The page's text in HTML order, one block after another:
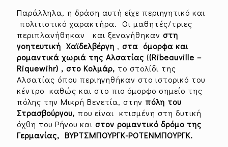
Παράλληλα, η δράση αυτή είχε περιηγητικό και
πολιτιστικό χαρακτήρα. Οι μαθητές/τριες
περιπλανήθηκαν και ξεναγήθηκαν στη
γοητευτική Χαϊδελβέργη , στα όμορφα και
ρομαντικά χωριά της Αλσατίας ((Ribeauville –
Riquewihr) , στο Κολμάρ, το στολίδι της
Αλσατίας όπου περιηγηθήκαν στο ιστορικό του
κέντρο καθώς και στο πιο όμορφο σημείο της
πόλης την Μικρή Βενετία, στην πόλη του
Στρασβούργου, που είναι κτισμένη στη δυτική
όχθη του Ρήνου και στον ρομαντικό δρόμο της
Γερμανίας, ΒΥΡΤΣΜΠΟΥΡΓΚ-ΡΟΤΕΝΜΠΟΥΡΓΚ.